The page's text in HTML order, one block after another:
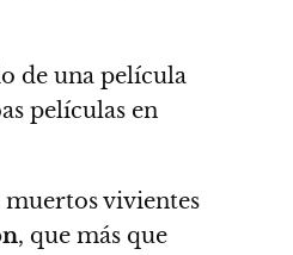
de una película
películas en
muertos vivientes
, que más que